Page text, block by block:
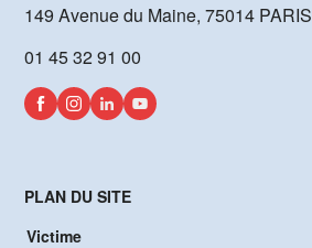
149 Avenue du Maine, 75014 PARIS
01 45 32 91 00
PLAN DU SITE
Victime